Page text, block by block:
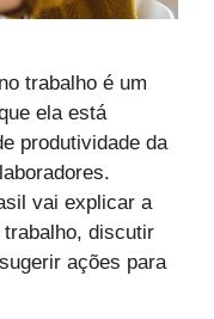
trabalho é um
ela está
produtividade da
vai explicar a
discutir
ações para